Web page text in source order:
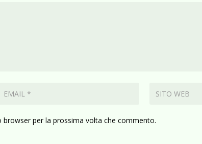
per la prossima volta che commento.